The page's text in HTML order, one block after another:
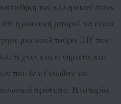
του ελληνικού πανκ
η μουσική μπορεί να είναι
μια κουλτούρα DIY που
και κινήματα, και
που δεν ένιωθαν να
πρότυπα. Η ιστορία